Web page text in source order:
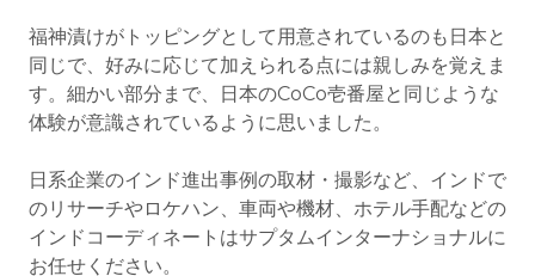
福神漬けがトッピングとして用意されているのも日本と
同じで、好みに応じて加えられる点には親しみを覚えま
す。細かい部分まで、日本のCoCo壱番屋と同じような
体験が意識されているように思いました。
日系企業のインド進出事例の取材・撮影など、インドで
のリサーチやロケハン、車両や機材、ホテル手配などの
インドコーディネートはサプタムインターナショナルに
お任せください。